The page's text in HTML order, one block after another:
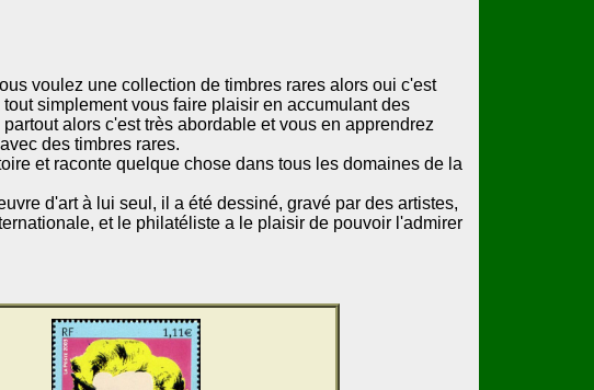
voulez une collection de timbres rares alors oui c'est
simplement vous faire plaisir en accumulant des
alors c'est très abordable et vous en apprendrez
des timbres rares.
et raconte quelque chose dans tous les domaines de la
d'art à lui seul, il a été dessiné, gravé par des artistes,
et le philatéliste a le plaisir de pouvoir l'admirer